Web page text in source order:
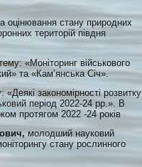
оцінювання стану природних
територій півдня
«Моніторинг військового
та «Кам’янська Січ».
закономірності розвитку
період 2022-24 рр.». В
протягом 2022 -24 років
молодший науковий
стану рослинного